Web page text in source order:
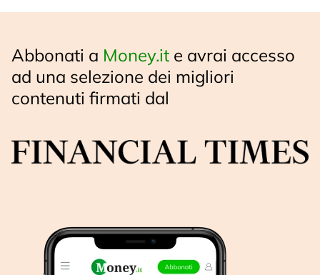
Abbonati a Money.it e avrai accesso
ad una selezione dei migliori
contenuti firmati dal